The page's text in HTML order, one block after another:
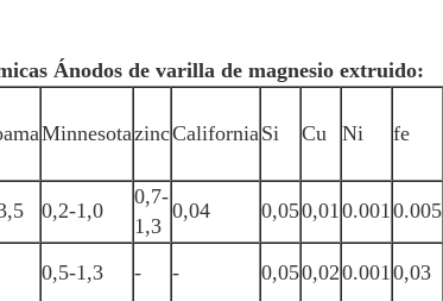
Ánodos de varilla de magnesio extruido:
MinnesotazincCaliforniaSi Cu Ni fe
0,2-1,0
0,7-
1,3
0,04 0,050,010.0010.005
0,5-1,3 - - 0,050,020.0010,03